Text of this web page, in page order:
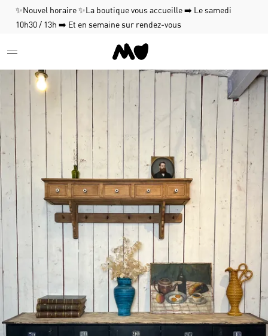
✨Nouvel horaire ✨La boutique vous accueille ➡️ Le samedi
10h30 / 13h ➡️ Et en semaine sur rendez-vous